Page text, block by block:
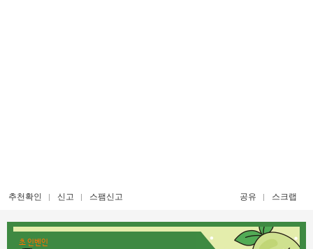
추천확인 신고 스팸신고 공유 스크랩
초 인벤인